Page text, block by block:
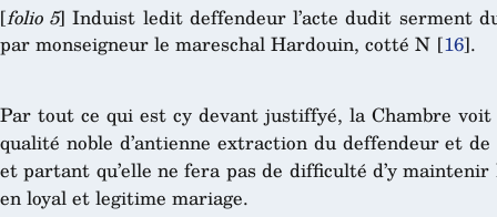
[folio 5] Induist ledit deffendeur l’acte dudit serment
par monseigneur le mareschal Hardouin, cotté N [16].
Par tout ce qui est cy devant justiffyé, la Chambre voit
qualité noble d’antienne extraction du deffendeur et
et partant qu’elle ne fera pas de difficulté d’y
en loyal et legitime mariage.